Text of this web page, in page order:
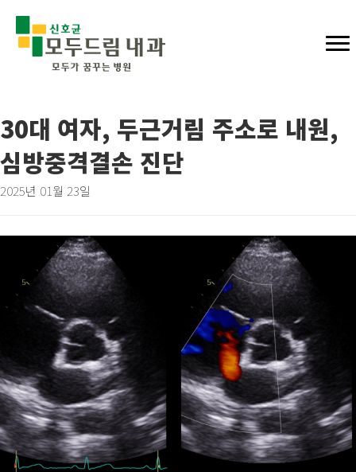
30대 여자, 두근거림 주소로 내원,
심방중격결손 진단
2025년 01월 23일